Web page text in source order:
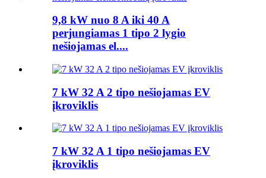
9,8 kW nuo 8 A iki 40 A
perjungiamas 1 tipo 2 lygio
nešiojamas el....
7 kW 32 A 2 tipo nešiojamas EV
įkroviklis
7 kW 32 A 1 tipo nešiojamas EV
įkroviklis